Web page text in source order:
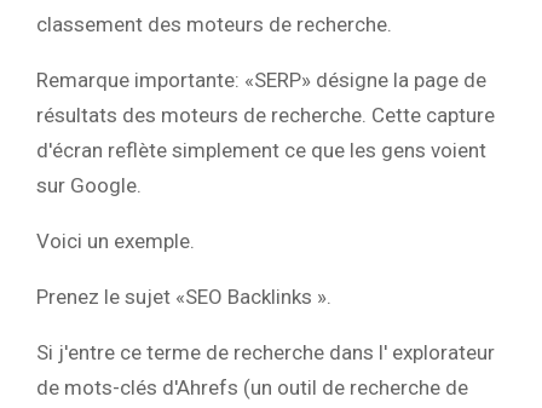
classement des moteurs de recherche.
Remarque importante: «SERP» désigne la page de
résultats des moteurs de recherche. Cette capture
d'écran reflète simplement ce que les gens voient
sur Google.
Voici un exemple.
Prenez le sujet «SEO Backlinks ».
Si j'entre ce terme de recherche dans l' explorateur
de mots-clés d'Ahrefs (un outil de recherche de